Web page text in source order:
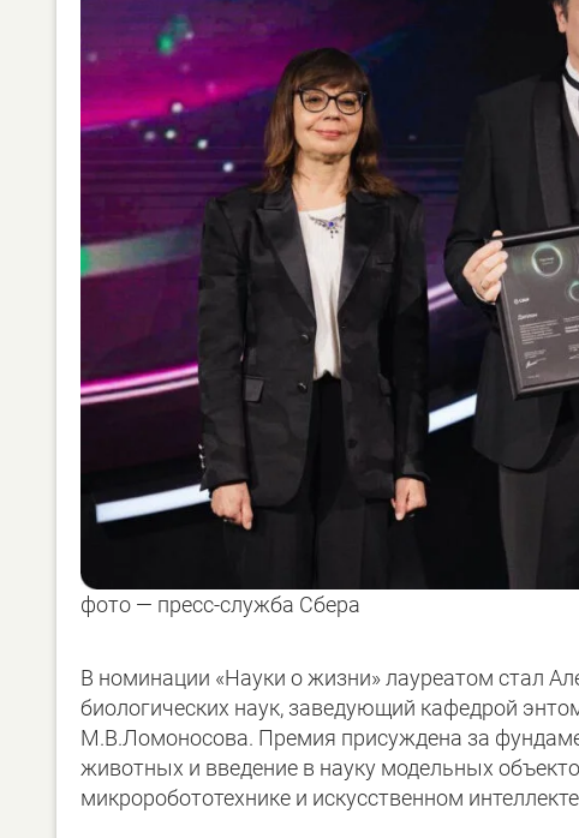
фото — пресс-служба Сбера
В номинации «Науки о жизни» лауреатом стал
биологических наук, заведующий кафедрой
М.В.Ломоносова. Премия присуждена за
животных и введение в науку модельных
микроробототехнике и искусственном